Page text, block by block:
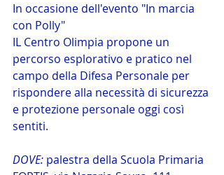
In occasione dell'evento "In marcia
con Polly"
IL Centro Olimpia propone un
percorso esplorativo e pratico nel
campo della Difesa Personale per
rispondere alla necessità di sicurezza
e protezione personale oggi così
sentiti.
DOVE: palestra della Scuola Primaria